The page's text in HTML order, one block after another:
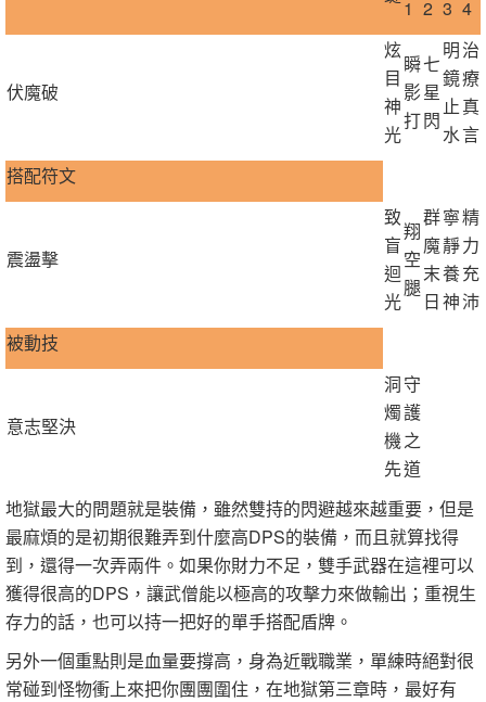
1 2 3 4
伏魔破
炫
目
神
光
瞬
影
打
七
星
閃
明
鏡
止
水
治
療
真
言
搭配符文
震盪擊
致
盲
迴
光
翔
空
腿
群
魔
末
日
寧
靜
養
神
精
力
充
沛
被動技
意志堅決
洞
燭
機
先
守
護
之
道
地獄最大的問題就是裝備，雖然雙持的閃避越來越重要，但是
最麻煩的是初期很難弄到什麼高DPS的裝備，而且就算找得
到，還得一次弄兩件。如果你財力不足，雙手武器在這裡可以
獲得很高的DPS，讓武僧能以極高的攻擊力來做輸出；重視生
存力的話，也可以持一把好的單手搭配盾牌。
另外一個重點則是血量要撐高，身為近戰職業，單練時絕對很
常碰到怪物衝上來把你團團圍住，在地獄第三章時，最好有